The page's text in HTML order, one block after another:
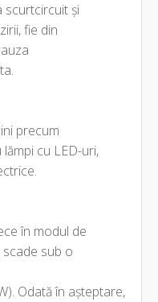
scurtcircuit și
fie din
precum
cu LED-uri,
în modul de
sub o
Odată în așteptare,